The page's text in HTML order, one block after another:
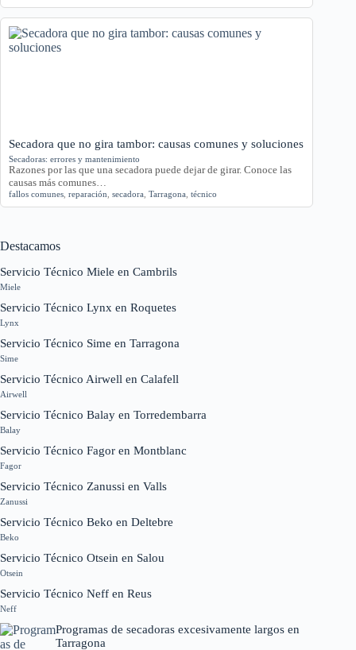
Secadora que no gira tambor: causas comunes y soluciones
Secadoras: errores y mantenimiento
Razones por las que una secadora puede dejar de girar. Conoce las
causas más comunes…
fallos comunes reparación secadora Tarragona técnico
Destacamos
Servicio Técnico Miele en Cambrils
Miele
Servicio Técnico Lynx en Roquetes
Lynx
Servicio Técnico Sime en Tarragona
Sime
Servicio Técnico Airwell en Calafell
Airwell
Servicio Técnico Balay en Torredembarra
Balay
Servicio Técnico Fagor en Montblanc
Fagor
Servicio Técnico Zanussi en Valls
Zanussi
Servicio Técnico Beko en Deltebre
Beko
Servicio Técnico Otsein en Salou
Otsein
Servicio Técnico Neff en Reus
Neff
Programas de secadoras excesivamente largos en
Tarragona